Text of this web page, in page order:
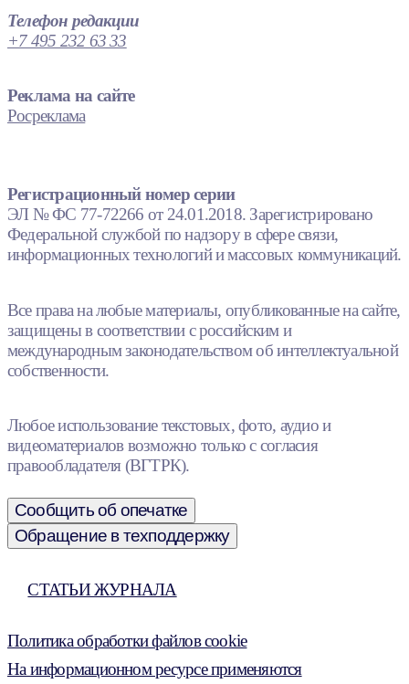
Телефон редакции
+7 495 232 63 33
Реклама на сайте
Росреклама
Регистрационный номер серии
ЭЛ № ФС 77-72266 от 24.01.2018. Зарегистрировано
Федеральной службой по надзору в сфере связи,
информационных технологий и массовых коммуникаций.
Все права на любые материалы, опубликованные на сайте,
защищены в соответствии с российским и
международным законодательством об интеллектуальной
собственности.
Любое использование текстовых, фото, аудио и
видеоматериалов возможно только с согласия
правообладателя (ВГТРК).
Сообщить об опечатке
Обращение в техподдержку
СТАТЬИ ЖУРНАЛА
Политика обработки файлов cookie
На информационном ресурсе применяются